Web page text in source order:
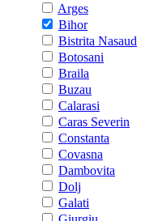
Arges
Bihor
Bistrita Nasaud
Botosani
Braila
Buzau
Calarasi
Caras Severin
Constanta
Covasna
Dambovita
Dolj
Galati